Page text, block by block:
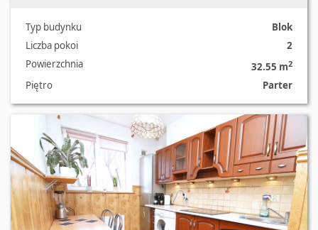
Typ budynku
Blok
Liczba pokoi
2
Powierzchnia
32.55 m2
Piętro
Parter